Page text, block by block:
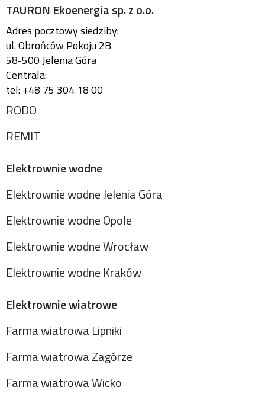
TAURON Ekoenergia sp. z o.o.
Adres pocztowy siedziby:
ul. Obrońców Pokoju 2B
58-500 Jelenia Góra
Centrala:
tel: +48 75 304 18 00
RODO
REMIT
Elektrownie wodne
Elektrownie wodne Jelenia Góra
Elektrownie wodne Opole
Elektrownie wodne Wrocław
Elektrownie wodne Kraków
Elektrownie wiatrowe
Farma wiatrowa Lipniki
Farma wiatrowa Zagórze
Farma wiatrowa Wicko